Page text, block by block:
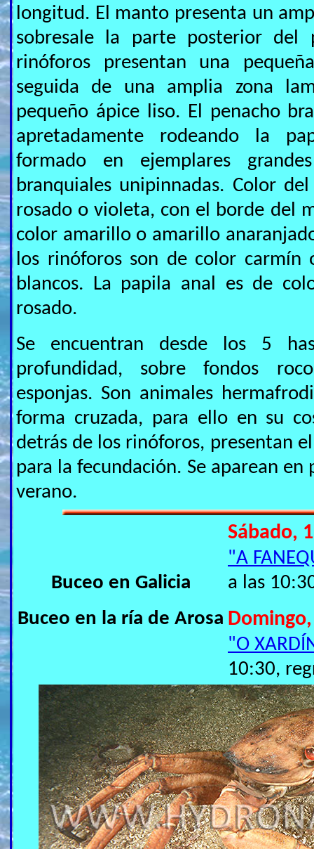
longitud. El manto presenta un
sobresale la parte posterior del
rinóforos presentan una
seguida de una amplia zona
pequeño ápice liso. El penacho
apretadamente rodeando la
formado en ejemplares
branquiales unipinnadas. Color
rosado o violeta, con el borde del
color amarillo o amarillo
los rinóforos son de color carmín
blancos. La papila anal es de
rosado.
Se encuentran desde los 5
profundidad, sobre fondos
esponjas. Son animales
forma cruzada, para ello en su
detrás de los rinóforos, presentan
para la fecundación. Se aparean
verano.
Buceo en Galicia
Buceo en la ría de Arosa
Sábado,
"A
a las
"O
10:30,